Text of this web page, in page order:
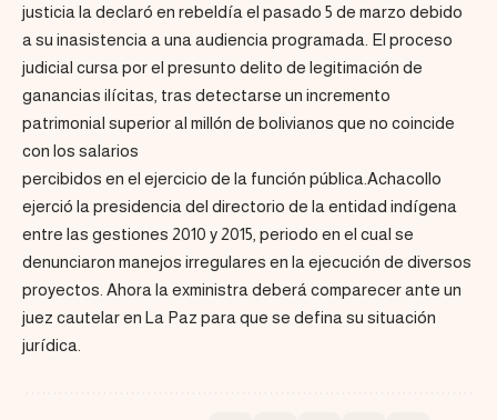
justicia la declaró en rebeldía el pasado 5 de marzo debido
a su inasistencia a una audiencia programada. El proceso
judicial cursa por el presunto delito de legitimación de
ganancias ilícitas, tras detectarse un incremento
patrimonial superior al millón de bolivianos que no coincide
con los salarios
percibidos en el ejercicio de la función pública.Achacollo
ejerció la presidencia del directorio de la entidad indígena
entre las gestiones 2010 y 2015, periodo en el cual se
denunciaron manejos irregulares en la ejecución de diversos
proyectos. Ahora la exministra deberá comparecer ante un
juez cautelar en La Paz para que se defina su situación
jurídica.